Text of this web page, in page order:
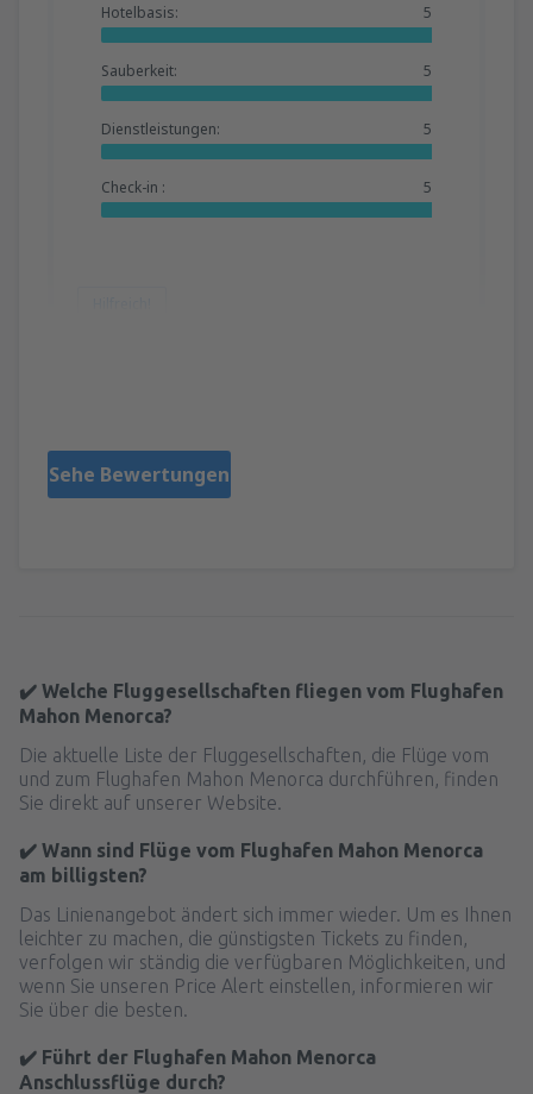
Hotelbasis: 5
Sauberkeit: 5
Dienstleistungen: 5
Check-in : 5
Sehe Bewertungen
✔️ Welche Fluggesellschaften fliegen vom Flughafen
Mahon Menorca?
Die aktuelle Liste der Fluggesellschaften, die Flüge vom
und zum Flughafen Mahon Menorca durchführen, finden
Sie direkt auf unserer Website.
✔️ Wann sind Flüge vom Flughafen Mahon Menorca
am billigsten?
Das Linienangebot ändert sich immer wieder. Um es Ihnen
leichter zu machen, die günstigsten Tickets zu finden,
verfolgen wir ständig die verfügbaren Möglichkeiten, und
wenn Sie unseren Price Alert einstellen, informieren wir
Sie über die besten.
✔️ Führt der Flughafen Mahon Menorca
Anschlussflüge durch?